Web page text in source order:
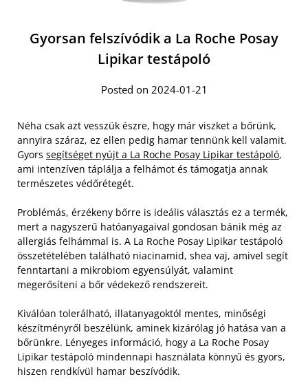
Gyorsan felszívódik a La Roche Posay
Lipikar testápoló
Posted on 2024-01-21
Néha csak azt vesszük észre, hogy már viszket a bőrünk,
annyira száraz, ez ellen pedig hamar tennünk kell valamit.
Gyors segítséget nyújt a La Roche Posay Lipikar testápoló,
ami intenzíven táplálja a felhámot és támogatja annak
természetes védőrétegét.
Problémás, érzékeny bőrre is ideális választás ez a termék,
mert a nagyszerű hatóanyagaival gondosan bánik még az
allergiás felhámmal is. A La Roche Posay Lipikar testápoló
összetételében található niacinamid, shea vaj, amivel segít
fenntartani a mikrobiom egyensúlyát, valamint
megerősíteni a bőr védekező rendszereit.
Kiválóan tolerálható, illatanyagoktól mentes, minőségi
készítményről beszélünk, aminek kizárólag jó hatása van a
bőrünkre. Lényeges információ, hogy a La Roche Posay
Lipikar testápoló mindennapi használata könnyű és gyors,
hiszen rendkívül hamar beszívódik.